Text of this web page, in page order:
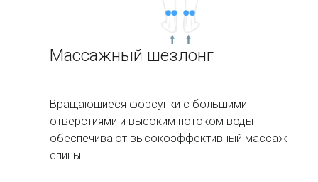
Массажный шезлонг
Вращающиеся форсунки с большими
отверстиями и высоким потоком воды
обеспечивают высокоэффективный массаж
спины.